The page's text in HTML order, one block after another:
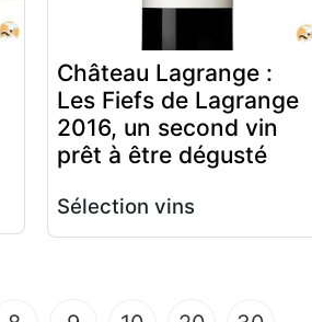
Château Lagrange :
Les Fiefs de Lagrange
2016, un second vin
prêt à être dégusté
Sélection vins